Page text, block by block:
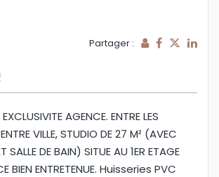
Partager :
AGENCE. ENTRE LES
VILLE, STUDIO DE 27 M² (AVEC
SALLE DE BAIN) SITUE AU 1ER ETAGE
BIEN ENTRETENUE. Huisseries PVC